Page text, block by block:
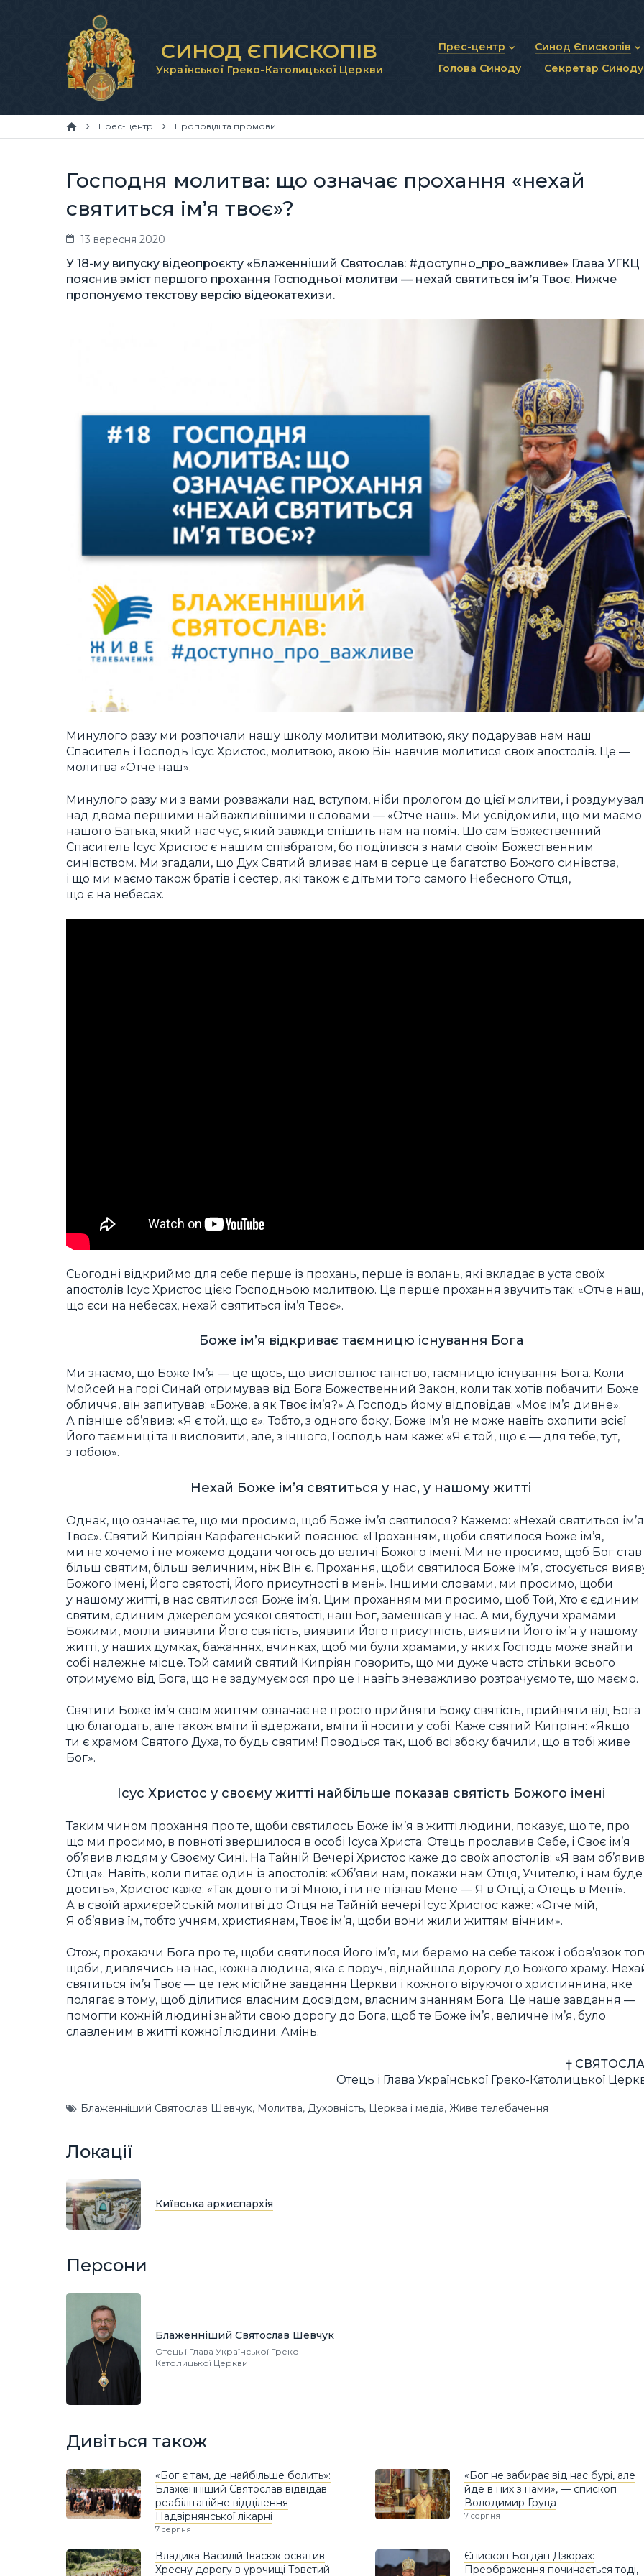
СИНОД ЄПИСКОПІВ
Української Греко-Католицької Церкви
Прес-центр
Новини та анонси
Синод Єпископів
Статут Синоду
Синодальні органи
Голова Синоду Секретар Синоду
Прес-центр Проповіді та промови
Господня молитва: що означає прохання «нехай
святиться ім’я твоє»?
13 вересня 2020
У 18-му випуску відеопроєкту «Блаженніший Святослав: #доступно_про_важливе» Глава УГКЦ
пояснив зміст першого прохання Господньої молитви — нехай святиться ім’я Твоє. Нижче
пропонуємо текстову версію відеокатехизи.
Минулого разу ми розпочали нашу школу молитви молитвою, яку подарував нам наш
Спаситель і Господь Ісус Христос, молитвою, якою Він навчив молитися своїх апостолів. Це —
молитва «Отче наш».
Минулого разу ми з вами розважали над вступом, ніби прологом до цієї молитви, і
над двома першими найважливішими її словами — «Отче наш». Ми усвідомили, що ми маємо
нашого Батька, який нас чує, який завжди спішить нам на поміч. Що сам Божественний
Спаситель Ісус Христос є нашим співбратом, бо поділився з нами своїм Божественним
синівством. Ми згадали, що Дух Святий вливає нам в серце це багатство Божого синівства,
і що ми маємо також братів і сестер, які також є дітьми того самого Небесного Отця,
що є на небесах.
Сьогодні відкриймо для себе перше із прохань, перше із волань, які вкладає в уста своїх
апостолів Ісус Христос цією Господньою молитвою. Це перше прохання звучить так: «Отче наш,
що єси на небесах, нехай святиться ім’я Твоє».
Боже ім’я відкриває таємницю існування Бога
Ми знаємо, що Боже Ім’я — це щось, що висловлює таїнство, таємницю існування Бога. Коли
Мойсей на горі Синай отримував від Бога Божественний Закон, коли так хотів побачити Боже
обличчя, він запитував: «Боже, а як Твоє ім’я?» А Господь йому відповідав: «Моє ім’я дивне».
А пізніше об’явив: «Я є той, що є». Тобто, з одного боку, Боже ім’я не може навіть охопити всієї
Його таємниці та її висловити, але, з іншого, Господь нам каже: «Я є той, що є — для тебе, тут,
з тобою».
Нехай Боже ім’я святиться у нас, у нашому житті
Однак, що означає те, що ми просимо, щоб Боже ім’я святилося? Кажемо: «Нехай святиться ім’я
Твоє». Святий Кипріян Карфагенський пояснює: «Проханням, щоби святилося Боже ім’я,
ми не хочемо і не можемо додати чогось до величі Божого імені. Ми не просимо, щоб Бог став
більш святим, більш величним, ніж Він є. Прохання, щоби святилося Боже ім’я, стосується
Божого імені, Його святості, Його присутності в мені». Іншими словами, ми просимо, щоби
у нашому житті, в нас святилося Боже ім’я. Цим проханням ми просимо, щоб Той, Хто є єдиним
святим, єдиним джерелом усякої святості, наш Бог, замешкав у нас. А ми, будучи храмами
Божими, могли виявити Його святість, виявити Його присутність, виявити Його ім’я у нашому
житті, у наших думках, бажаннях, вчинках, щоб ми були храмами, у яких Господь може знайти
собі належне місце. Той самий святий Кипріян говорить, що ми дуже часто стільки всього
отримуємо від Бога, що не задумуємося про це і навіть зневажливо розтрачуємо те, що маємо.
Святити Боже ім’я своїм життям означає не просто прийняти Божу святість, прийняти від Бога
цю благодать, але також вміти її вдержати, вміти її носити у собі. Каже святий Кипріян: «Якщо
ти є храмом Святого Духа, то будь святим! Поводься так, щоб всі збоку бачили, що в тобі живе
Бог».
Ісус Христос у своєму житті найбільше показав святість Божого імені
Таким чином прохання про те, щоби святилось Боже ім’я в житті людини, показує, що те, про
що ми просимо, в повноті звершилося в особі Ісуса Христа. Отець прославив Себе, і Своє ім’я
об’явив людям у Своєму Сині. На Тайній Вечері Христос каже до своїх апостолів: «Я вам об’явив
Отця». Навіть, коли питає один із апостолів: «Об’яви нам, покажи нам Отця, Учителю, і нам буде
досить», Христос каже: «Так довго ти зі Мною, і ти не пізнав Мене — Я в Отці, а Отець в Мені».
А в своїй архиєрейській молитві до Отця на Тайній вечері Ісус Христос каже: «Отче мій,
Я об’явив їм, тобто учням, християнам, Твоє ім’я, щоби вони жили життям вічним».
Отож, прохаючи Бога про те, щоби святилося Його ім’я, ми беремо на себе також і обов’язок
щоби, дивлячись на нас, кожна людина, яка є поруч, віднайшла дорогу до Божого храму.
святиться ім’я Твоє — це теж місійне завдання Церкви і кожного віруючого християнина, яке
полягає в тому, щоб ділитися власним досвідом, власним знанням Бога. Це наше завдання —
помогти кожній людині знайти свою дорогу до Бога, щоб те Боже ім’я, величне ім’я, було
славленим в житті кожної людини. Амінь.
†
Отець і Глава Української Греко-Католицької
Блаженніший Святослав Шевчук, Молитва, Духовність, Церква і медіа, Живе телебачення
Локації
Київська архиєпархія
Персони
Блаженніший Святослав Шевчук
Отець і Глава Української Греко-
Католицької Церкви
Дивіться також
«Бог є там, де найбільше болить»:
Блаженніший Святослав відвідав
реабілітаційне відділення
Надвірнянської лікарні
7 серпня
«Бог не забирає від нас бурі, але
йде в них з нами», — єпископ
Володимир Груца
7 серпня
Владика Василій Івасюк освятив
Хресну дорогу в урочищі Товстий
Єпископ Богдан Дзюрах:
Преображення починається тоді,